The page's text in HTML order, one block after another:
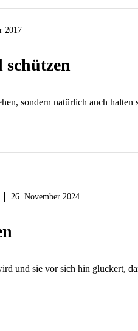
2017
sondern natürlich auch
26. November 2024
und sie vor sich hin gluckert,